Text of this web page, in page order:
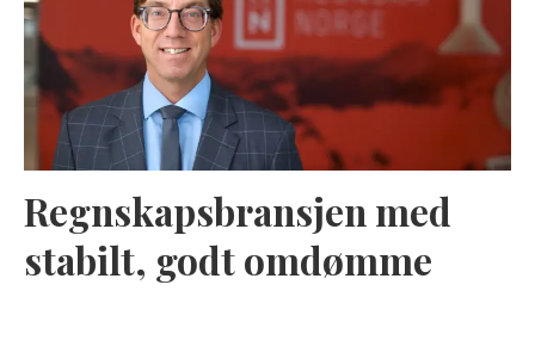
Regnskapsbransjen med
stabilt, godt omdømme